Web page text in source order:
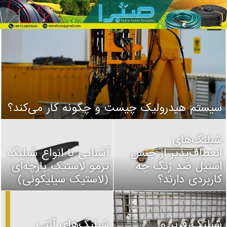
سیستم هیدرولیک چیست و چگونه کار می‌کند؟
شیلنگ‌های
انعطاف‌پذیر از جنس
استیل ضد زنگ چه
کاربردی دارند؟
آشنایی با انواع شیلنگ
ترمو لاستیک پارچه‌ای
(لاستیک سیلیکونی)